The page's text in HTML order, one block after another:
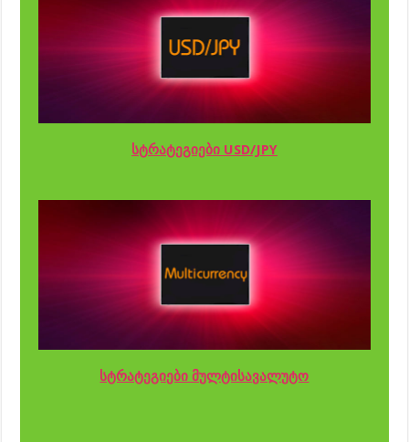
სტრატეგიები USD/JPY
სტრატეგიები მულტისავალუტო